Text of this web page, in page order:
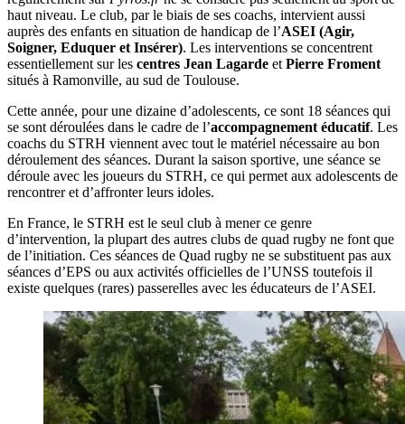
haut niveau. Le club, par le biais de ses coachs, intervient aussi
auprès des enfants en situation de handicap de l’ASEI (Agir,
Soigner, Eduquer et Insérer). Les interventions se concentrent
essentiellement sur les centres Jean Lagarde et Pierre Froment
situés à Ramonville, au sud de Toulouse.
Cette année, pour une dizaine d’adolescents, ce sont 18 séances qui
se sont déroulées dans le cadre de l’accompagnement éducatif. Les
coachs du STRH viennent avec tout le matériel nécessaire au bon
déroulement des séances. Durant la saison sportive, une séance se
déroule avec les joueurs du STRH, ce qui permet aux adolescents de
rencontrer et d’affronter leurs idoles.
En France, le STRH est le seul club à mener ce genre
d’intervention, la plupart des autres clubs de quad rugby ne font que
de l’initiation. Ces séances de Quad rugby ne se substituent pas aux
séances d’EPS ou aux activités officielles de l’UNSS toutefois il
existe quelques (rares) passerelles avec les éducateurs de l’ASEI.